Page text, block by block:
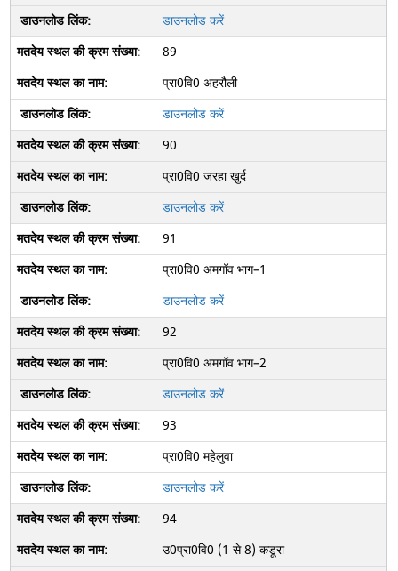
डाउनलोड करें
89
प्रा0वि0 अहरौली
डाउनलोड करें
90
प्रा0वि0 जरहा खुर्द
डाउनलोड करें
91
प्रा0वि0 अमगॉव भाग–1
डाउनलोड करें
92
प्रा0वि0 अमगॉव भाग–2
डाउनलोड करें
93
प्रा0वि0 महेलुवा
डाउनलोड करें
94
उ0प्रा0वि0 (1 से 8) कडूरा